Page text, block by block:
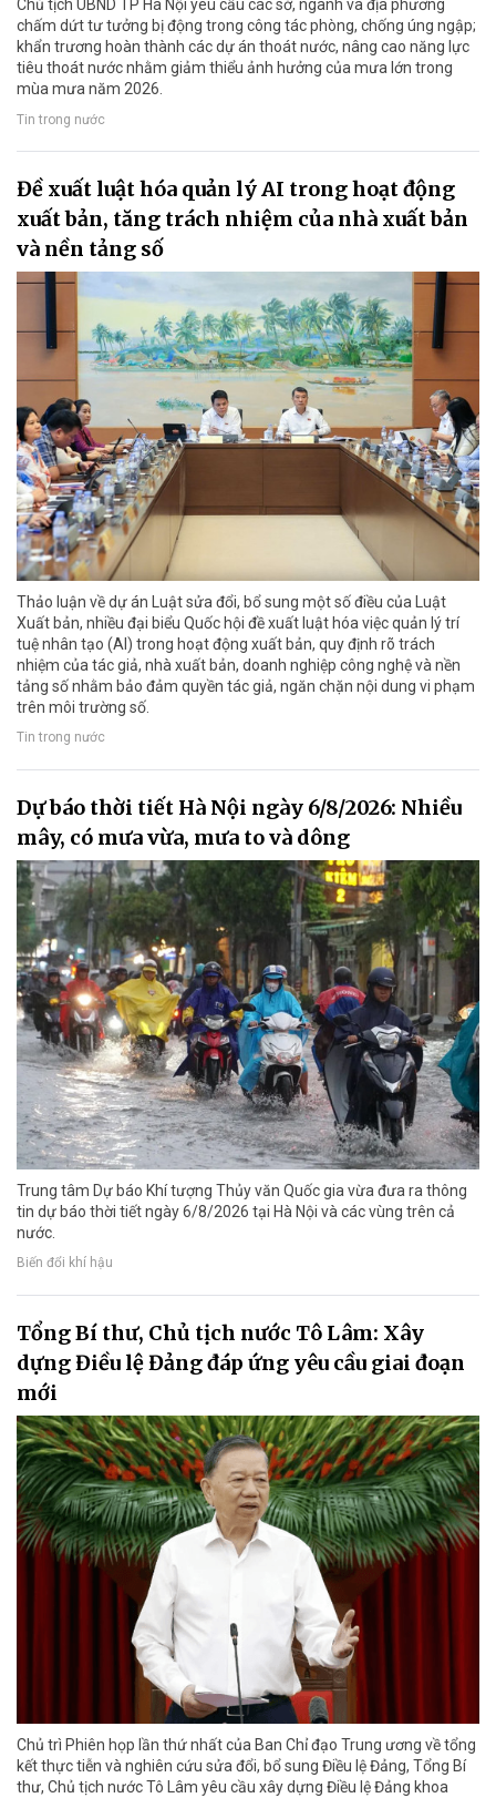
Chủ tịch UBND TP Hà Nội yêu cầu các sở, ngành và địa phương
chấm dứt tư tưởng bị động trong công tác phòng, chống úng ngập;
khẩn trương hoàn thành các dự án thoát nước, nâng cao năng lực
tiêu thoát nước nhằm giảm thiểu ảnh hưởng của mưa lớn trong
mùa mưa năm 2026.
Tin trong nước
Đề xuất luật hóa quản lý AI trong hoạt động
xuất bản, tăng trách nhiệm của nhà xuất bản
và nền tảng số
Thảo luận về dự án Luật sửa đổi, bổ sung một số điều của Luật
Xuất bản, nhiều đại biểu Quốc hội đề xuất luật hóa việc quản lý trí
tuệ nhân tạo (AI) trong hoạt động xuất bản, quy định rõ trách
nhiệm của tác giả, nhà xuất bản, doanh nghiệp công nghệ và nền
tảng số nhằm bảo đảm quyền tác giả, ngăn chặn nội dung vi phạm
trên môi trường số.
Tin trong nước
Dự báo thời tiết Hà Nội ngày 6/8/2026: Nhiều
mây, có mưa vừa, mưa to và dông
Trung tâm Dự báo Khí tượng Thủy văn Quốc gia vừa đưa ra thông
tin dự báo thời tiết ngày 6/8/2026 tại Hà Nội và các vùng trên cả
nước.
Biến đổi khí hậu
Tổng Bí thư, Chủ tịch nước Tô Lâm: Xây
dựng Điều lệ Đảng đáp ứng yêu cầu giai đoạn
mới
Chủ trì Phiên họp lần thứ nhất của Ban Chỉ đạo Trung ương về tổng
kết thực tiễn và nghiên cứu sửa đổi, bổ sung Điều lệ Đảng, Tổng Bí
thư, Chủ tịch nước Tô Lâm yêu cầu xây dựng Điều lệ Đảng khoa